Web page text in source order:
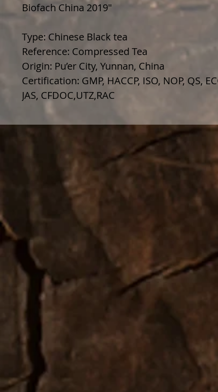
Biofach China 2019"
Type: Chinese Black tea
Reference: Compressed Tea
Origin: Pu’er City, Yunnan, China
Certification: GMP, HACCP, ISO, NOP, QS,
JAS, CFDOC,UTZ,RAC